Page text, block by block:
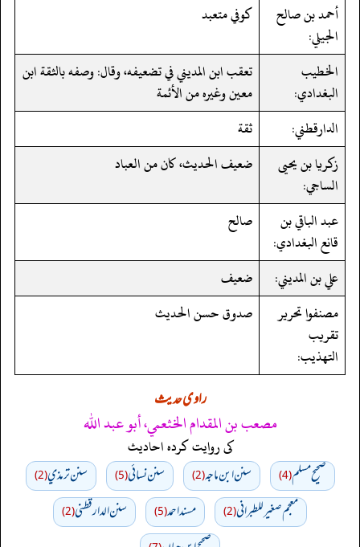
أحمد بن صالح
الجيلي:
كوفي متعبد
الخطيب
البغدادي:
تعقب ابن المديني في تضعيفه، وقال: وصفه بالثقة ابن
معين وغيره من الأئمة
الدارقطني:
ثقة
زكريا بن يحيى
الساجي:
ضعيف الحديث، كان من العباد
عبد الباقي بن
قانع البغدادي:
صالح
علي بن المديني:
ضعيف
مصنفوا تحرير
تقريب
التهذيب:
صدوق حسن الحديث
راوی حدیث
مصعب بن المقدام الخثعمي، أبو عبد الله
کی روایت کردہ احادیث
صحيح مسلم(4) سنن ابن ماجه(2) سنن نسائي(5) سنن ترمذي(2)
معجم صغير للطبراني(2) مسند احمد(5) سنن الدارقطني(2)